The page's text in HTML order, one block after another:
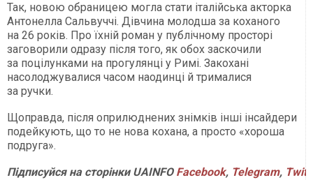
Так, новою обраницею могла стати італійська акторка
Антонелла Сальвуччі. Дівчина молодша за коханого
на 26 років. Про їхній роман у публічному просторі
заговорили одразу після того, як обох заскочили
за поцілунками на прогулянці у Римі. Закохані
насолоджувалися часом наодинці й трималися
за ручки.
Щоправда, після оприлюднених знімків інші інсайдери
подейкують, що то не нова кохана, а просто «хороша
подруга».
ПідписуйсянасторінкиUAINFO Facebook, Telegram,